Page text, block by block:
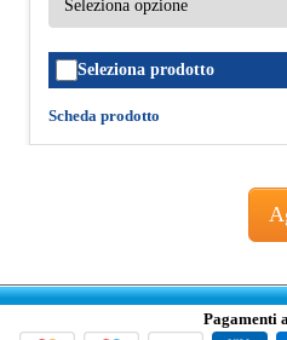
Seleziona prodotto
Scheda prodotto
Pagamenti